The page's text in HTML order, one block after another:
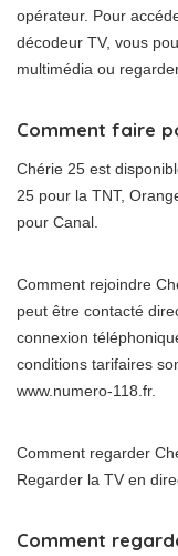
opérateur. Pour
décodeur TV, vous
multimédia ou
Comment faire
Chérie 25 est
25 pour la TNT,
pour Canal.
Comment rejoindre
peut être contacté
connexion
conditions tarifaires
www.numero-118.fr.
Comment regarder
Regarder la TV en
Comment